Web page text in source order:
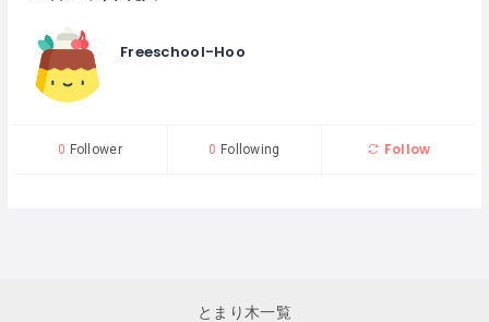
Freeschool-Hoo
0 Follower 0 Following Follow
とまり木一覧